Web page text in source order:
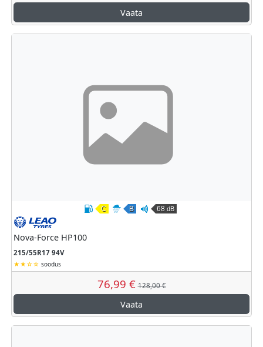
Vaata
Kütusesäästlikkus
C
Märghaardumine
B
Väline veeremismüra
68 dB
Nova-Force HP100
215/55R17 94V
soodus
76,99 € 128,00 €
Vaata